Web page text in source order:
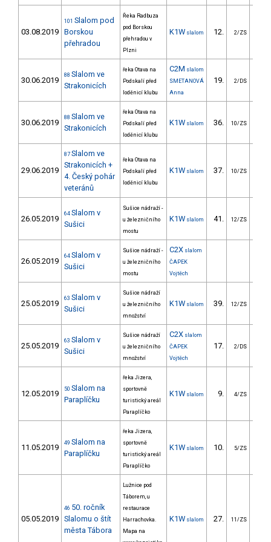
03.08.2019
101 Slalom pod
Borskou
přehradou
Řeka Radbuza
pod Borskou
přehradou v
Plzni
K1W slalom 12. 2/ZS
30.06.2019
88 Slalom ve
Strakonicích
řeka Otava na
Podskalí před
loděnicí klubu
C2M slalom
SMETANOVÁ
Anna
19. 2/DS
30.06.2019
88 Slalom ve
Strakonicích
řeka Otava na
Podskalí před
loděnicí klubu
K1W slalom 36. 10/ZS
29.06.2019
87 Slalom ve
Strakonicích +
4. Český pohár
veteránů
řeka Otava na
Podskalí před
loděnicí klubu
K1W slalom 37. 10/ZS
26.05.2019
64 Slalom v
Sušici
Sušice nádraží -
u železničního
mostu
K1W slalom 41. 12/ZS
26.05.2019
64 Slalom v
Sušici
Sušice nádraží -
u železničního
mostu
C2X slalom
ČAPEK
Vojtěch
25.05.2019
63 Slalom v
Sušici
Sušice nádraží
u železničního
množství
K1W slalom 39. 12/ZS
25.05.2019
63 Slalom v
Sušici
Sušice nádraží
u železničního
množství
C2X slalom
ČAPEK
Vojtěch
17. 2/DS
12.05.2019 50 Slalom na
Paraplíčku
řeka Jizera,
sportovně
turistický areál
Paraplíčko
K1W slalom 9. 4/ZS
11.05.2019 49 Slalom na
Paraplíčku
řeka Jizera,
sportovně
turistický areál
Paraplíčko
K1W slalom 10. 5/ZS
05.05.2019
46 50. ročník
Slalomu o štít
města Tábora
Lužnice pod
Táborem, u
restaurace
Harrachovka.
Mapa na
K1W slalom 27. 11/ZS